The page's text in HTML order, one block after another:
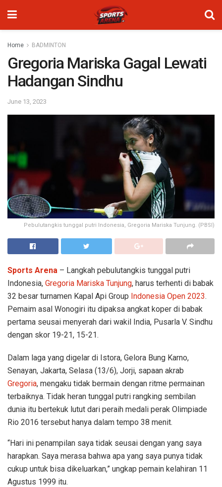
Home BADMINTON
Gregoria Mariska Gagal Lewati
Hadangan Sindhu
June 13, 2023
Pebulutangkis tunggal putri Indonesia, Gregoria Mariska Tunjung. (PBSI)
Sports Arena – Langkah pebulutangkis tunggal putri
Indonesia, Gregoria Mariska Tunjung, harus terhenti di babak
32 besar turnamen Kapal Api Group Indonesia Open 2023.
Pemaim asal Wonogiri itu dipaksa angkat koper di babak
pertama seusai menyerah dari wakil India, Pusarla V. Sindhu
dengan skor 19-21, 15-21.
Dalam laga yang digelar di Istora, Gelora Bung Karno,
Senayan, Jakarta, Selasa (13/6), Jorji, sapaan akrab
Gregoria, mengaku tidak bermain dengan ritme permainan
terbaiknya. Tidak heran tunggal putri rangking sembilan
dunia itu bertekuk lutut dari peraih medali perak Olimpiade
Rio 2016 tersebut hanya dalam tempo 38 menit.
“Hari ini penampilan saya tidak seusai dengan yang saya
harapkan. Saya merasa bahwa apa yang saya punya tidak
cukup untuk bisa dikeluarkan,” ungkap pemain kelahiran 11
Agustus 1999 itu.